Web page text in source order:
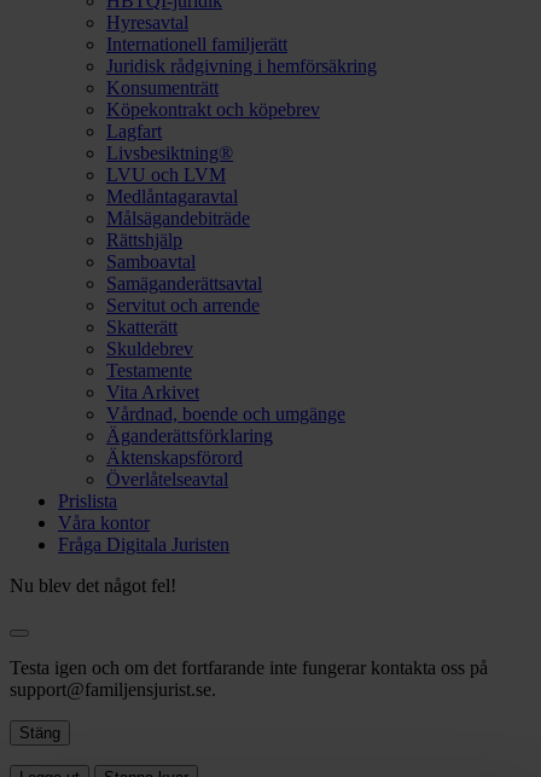
Hyresavtal
Internationell familjerätt
Juridisk rådgivning i hemförsäkring
Konsumenträtt
Köpekontrakt och köpebrev
Lagfart
Livsbesiktning®
LVU och LVM
Medlåntagaravtal
Målsägandebiträde
Rättshjälp
Samboavtal
Samäganderättsavtal
Servitut och arrende
Skatterätt
Skuldebrev
Testamente
Vita Arkivet
Vårdnad, boende och umgänge
Äganderättsförklaring
Äktenskapsförord
Överlåtelseavtal
Prislista
Våra kontor
Fråga Digitala Juristen
Nu blev det något fel!
Testa igen och om det fortfarande inte fungerar kontakta oss på
support@familjensjurist.se.
Stäng